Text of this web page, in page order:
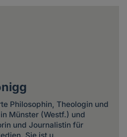
Philosophin, Theologin und
Münster (Westf.) und
und Journalistin für